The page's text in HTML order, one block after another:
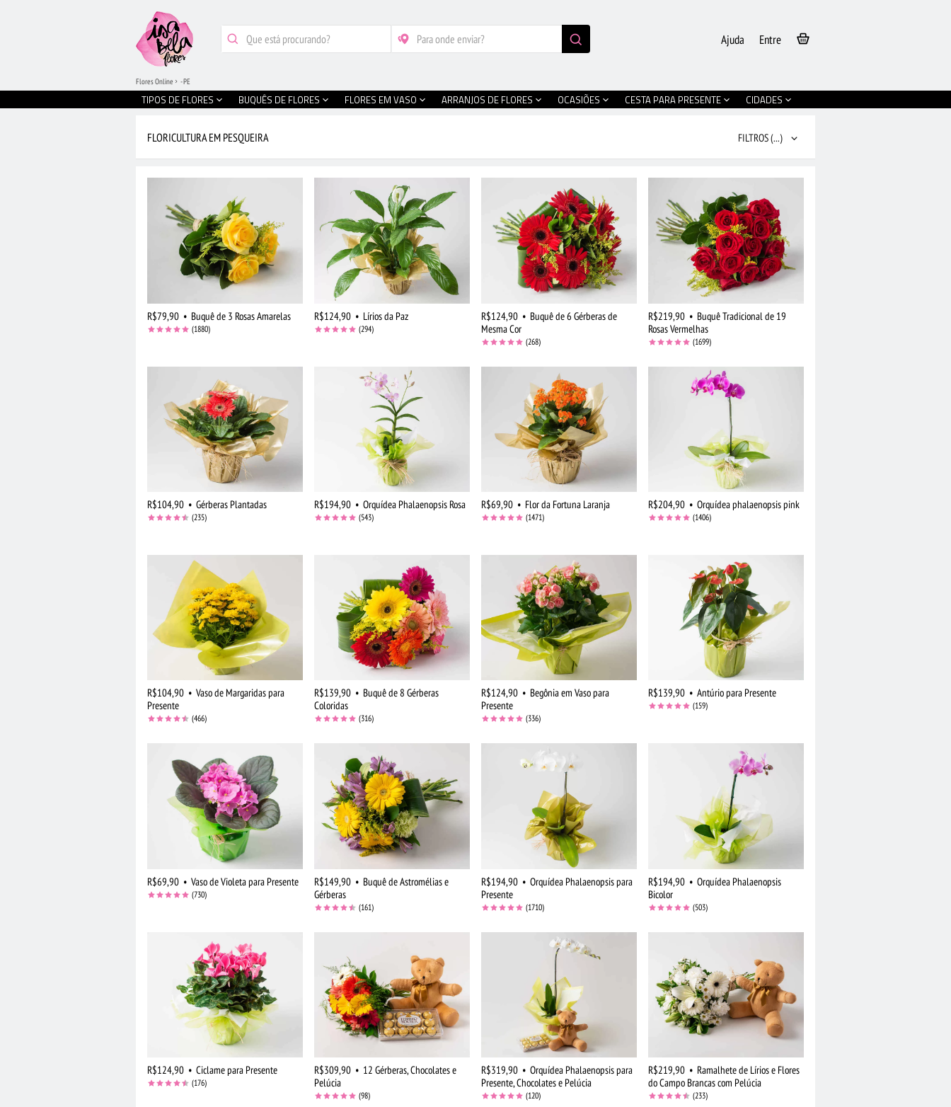
Entre
Ajuda
TIPOS DE FLORES BUQUÊS DE FLORES FLORES EM VASO ARRANJOS DE FLORES OCASIÕES CESTA PARA PRESENTE CIDADES
Flores Online - PE
FLORICULTURA EM PESQUEIRA FILTROS(...)
R$79,90 • Buquê de 3 Rosas Amarelas
(1880)
R$124,90 • Lírios da Paz
(294)
R$124,90 • Buquê de 6 Gérberas de
Mesma Cor
(268)
R$219,90 • Buquê Tradicional de 19
Rosas Vermelhas
(1699)
R$104,90 • Gérberas Plantadas
(235)
R$194,90 • Orquídea Phalaenopsis Rosa
(543)
R$69,90 • Flor da Fortuna Laranja
(1471)
R$204,90 • Orquídea phalaenopsis pink
(1406)
R$104,90 • Vaso de Margaridas para
Presente
(466)
R$139,90 • Buquê de 8 Gérberas
Coloridas
(316)
R$124,90 • Begônia em Vaso para
Presente
(336)
R$139,90 • Antúrio para Presente
(159)
R$69,90 • Vaso de Violeta para Presente
(730)
R$149,90 • Buquê de Astromélias e
Gérberas
(161)
R$194,90 • Orquídea Phalaenopsis para
Presente
(1710)
R$194,90 • Orquídea Phalaenopsis
Bicolor
(503)
R$124,90 • Ciclame para Presente
(176)
R$309,90 • 12 Gérberas, Chocolates e
Pelúcia
(98)
R$319,90 • Orquídea Phalaenopsis para
Presente, Chocolates e Pelúcia
(120)
R$219,90 • Ramalhete de Lírios e Flores
do Campo Brancas com Pelúcia
(233)